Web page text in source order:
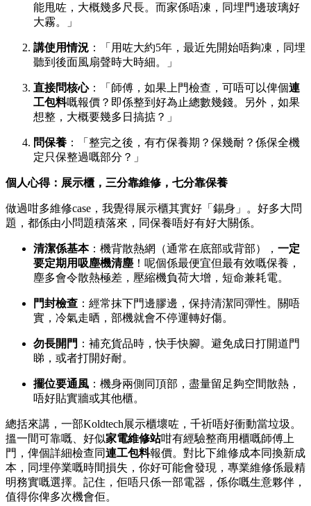
能甩咗，大概幾多尺長。而家係唔凍，同埋門邊玻璃好
大霧。」
講使用情況 ：「用咗大約5年，最近先開始唔夠凍，同埋
聽到後面風扇聲時大時細。」
直接問核心：「師傅，如果上門檢查，可唔可以俾個連
工包料嘅報價？即係整到好為止總數幾錢。另外，如果
想整，大概要幾多日搞掂？」
問保養 ：「整完之後，有冇保養期？保幾耐？係保全機
定只保整過嘅部分？」
個人心得：展示櫃，三分靠維修，七分靠保養
做過咁多維修case，我覺得展示櫃其實好「錫身」。好多大問
題，都係由小問題積落來，同保養唔好有好大關係。
清潔係基本：機背散熱網（通常在底部或背部）， 一定
要定期用吸塵機清塵！呢個係最便宜但最有效嘅保養，
塵多會令散熱極差，壓縮機負荷大增，短命兼耗電。
門封檢查 ：經常抹下門邊膠邊，保持清潔同彈性。關唔
實，冷氣走晒，部機就會不停運轉好傷。
勿長開門 ：補充貨品時，快手快腳。避免成日打開道門
睇，或者打開好耐。
擺位要通風 ：機身兩側同頂部，盡量留足夠空間散熱，
唔好貼實牆或其他櫃。
總括來講，一部Koldtech展示櫃壞咗，千祈唔好衝動當垃圾。
搵一間可靠嘅、好似家電維修站咁有經驗整商用櫃嘅師傅上
門，俾個詳細檢查同連工包料報價。對比下維修成本同換新成
本，同埋停業嘅時間損失，你好可能會發現，專業維修係最精
明務實嘅選擇。記住，佢唔只係一部電器，係你嘅生意夥伴，
值得你俾多次機會佢。